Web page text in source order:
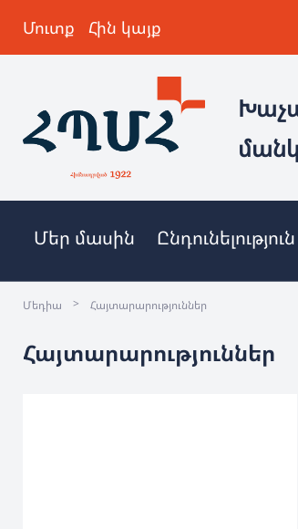
Մուտք Հին կայք
Մեր մասին Ընդունելություն
Մեդիա > Հայտարարություններ
Հայտարարություններ